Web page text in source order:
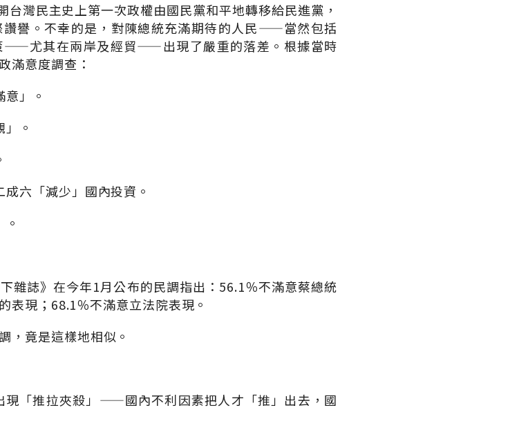
灣民主史上第一次政權由國民黨和平地轉移給民進黨，
譽。不幸的是，對陳總統充滿期待的人民——當然包括
尤其在兩岸及經貿——出現了嚴重的落差。根據當時
滿意度調查：
」。
。
成六「減少」國內投資。
雜誌》在今年1月公布的民調指出：56.1％不滿意蔡總統
表現；68.1％不滿意立法院表現。
，竟是這樣地相似。
現「推拉夾殺」——國內不利因素把人才「推」出去，國